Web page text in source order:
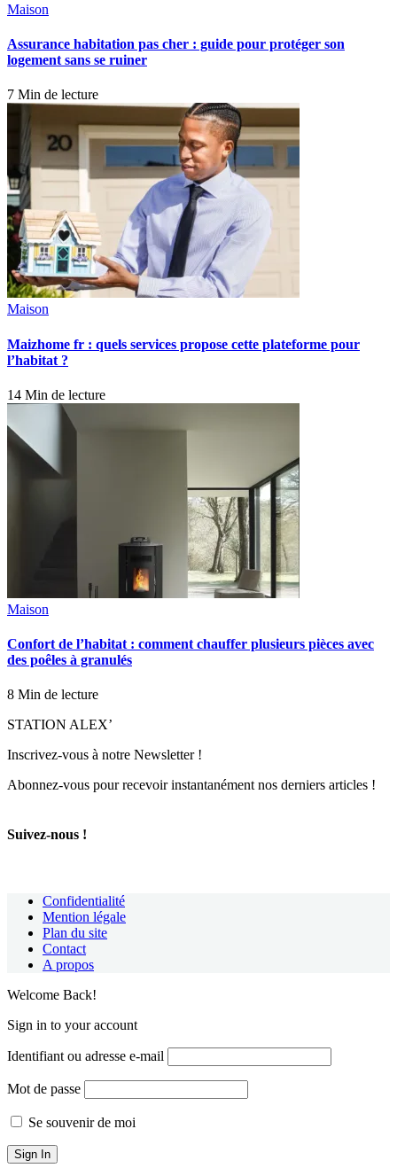
Maison
Assurance habitation pas cher : guide pour protéger son
logement sans se ruiner
7 Min de lecture
Maison
Maizhome fr : quels services propose cette plateforme pour
l’habitat ?
14 Min de lecture
Maison
Confort de l’habitat : comment chauffer plusieurs pièces avec
des poêles à granulés
8 Min de lecture
STATION ALEX’
Inscrivez-vous à notre Newsletter !
Abonnez-vous pour recevoir instantanément nos derniers articles !
Suivez-nous !
Confidentialité
Mention légale
Plan du site
Contact
A propos
Welcome Back!
Sign in to your account
Identifiant ou adresse e-mail
Mot de passe
Se souvenir de moi